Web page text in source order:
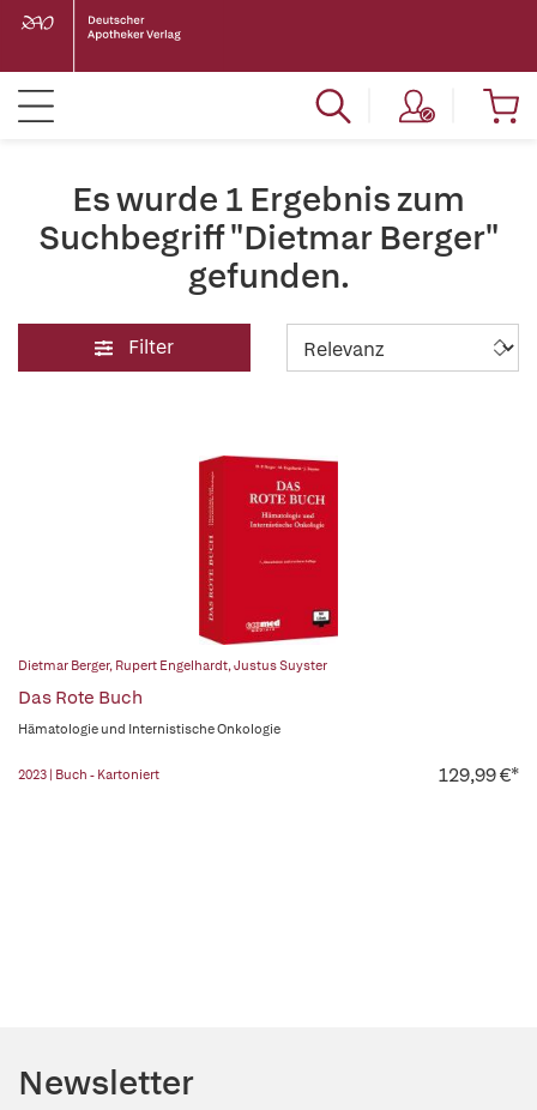
Es wurde 1 Ergebnis zum
Suchbegriff "Dietmar Berger"
gefunden.
Filter
Dietmar Berger, Rupert Engelhardt,Justus Suyster
Das Rote Buch
Hämatologie und Internistische Onkologie
2023 | Buch - Kartoniert 129,99 €*
Newsletter